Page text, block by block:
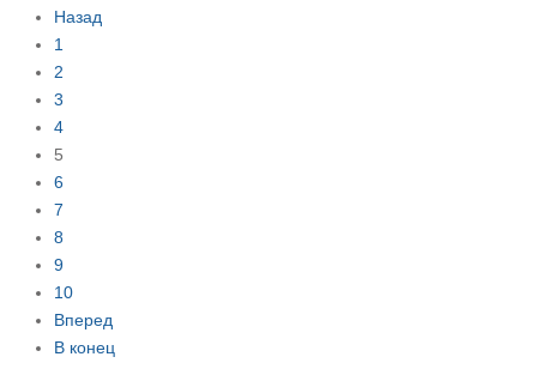
Назад
1
2
3
4
5
6
7
8
9
10
Вперед
В конец